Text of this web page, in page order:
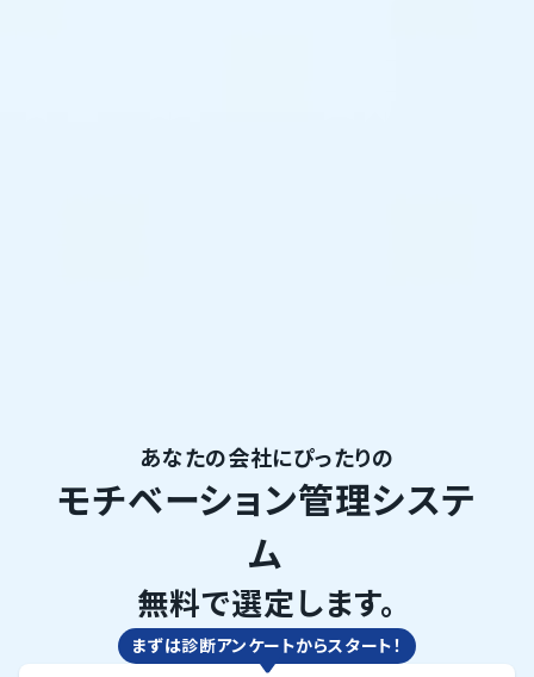
あなたの会社にぴったりの
モチベーション管理システ
ム
無料で選定します。
まずは診断アンケートからスタート！